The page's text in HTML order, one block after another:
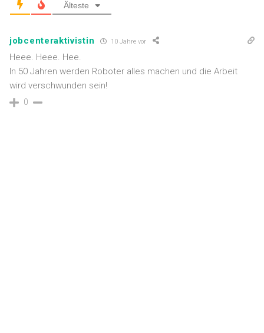
Älteste
jobcenteraktivistin 10 Jahre vor
Heee. Heee. Hee.
In 50 Jahren werden Roboter alles machen und die Arbeit
wird verschwunden sein!
0